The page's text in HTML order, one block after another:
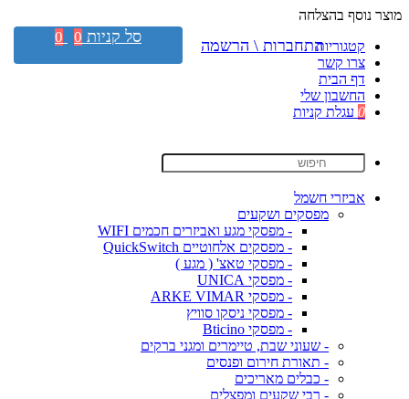
מוצר נוסף בהצלחה
קטגוריות
צרו קשר
דף הבית
החשבון שלי
0 עגלת קניות
אביזרי חשמל
מפסקים ושקעים
- מפסקי מגע ואביזרים חכמים WIFI
- מפסקים אלחוטיים QuickSwitch
- מפסקי טאצ' ( מגע )
- מפסקי UNICA
- מפסקי ARKE VIMAR
- מפסקי ניסקו סוויץ
- מפסקי Bticino
- שעוני שבת, טיימרים ומגני ברקים
- תאורת חירום ופנסים
- כבלים מאריכים
- רבי שקעים ומפצלים
התחברות \ הרשמה סל קניות 0
0